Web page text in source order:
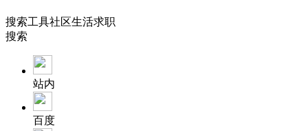
搜索工具社区生活求职
搜索
站内
百度